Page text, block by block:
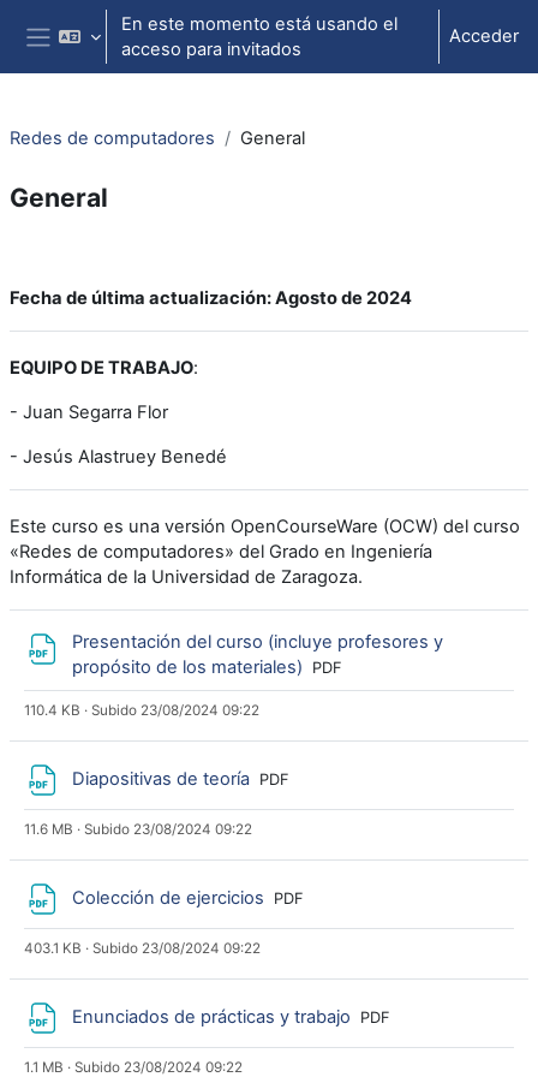
Salta al contenido principal
Panel lateral
En este momento está usando el
acceso para invitados
Acceder
Redes de computadores General
General
Fecha de última actualización: Agosto de 2024
EQUIPO DE TRABAJO:
- Juan Segarra Flor
- Jesús Alastruey Benedé
Este curso es una versión OpenCourseWare (OCW) del curso
«Redes de computadores» del Grado en Ingeniería
Informática de la Universidad de Zaragoza.
Presentación del curso (incluye profesores y
propósito de los materiales) Archivo
PDF
110.4 KB · Subido 23/08/2024 09:22
Diapositivas de teoría Archivo
PDF
11.6 MB · Subido 23/08/2024 09:22
Colección de ejercicios Archivo
PDF
403.1 KB · Subido 23/08/2024 09:22
Enunciados de prácticas y trabajo Archivo
PDF
1.1 MB · Subido 23/08/2024 09:22